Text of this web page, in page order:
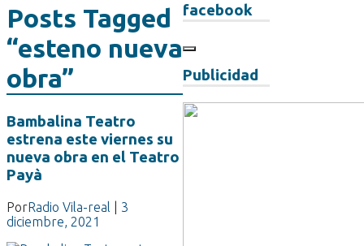
facebook
Publicidad
Posts Tagged
“esteno nueva
obra”
Bambalina Teatro
estrena este viernes su
nueva obra en el Teatro
Payà
PorRadio Vila-real
3
diciembre, 2021